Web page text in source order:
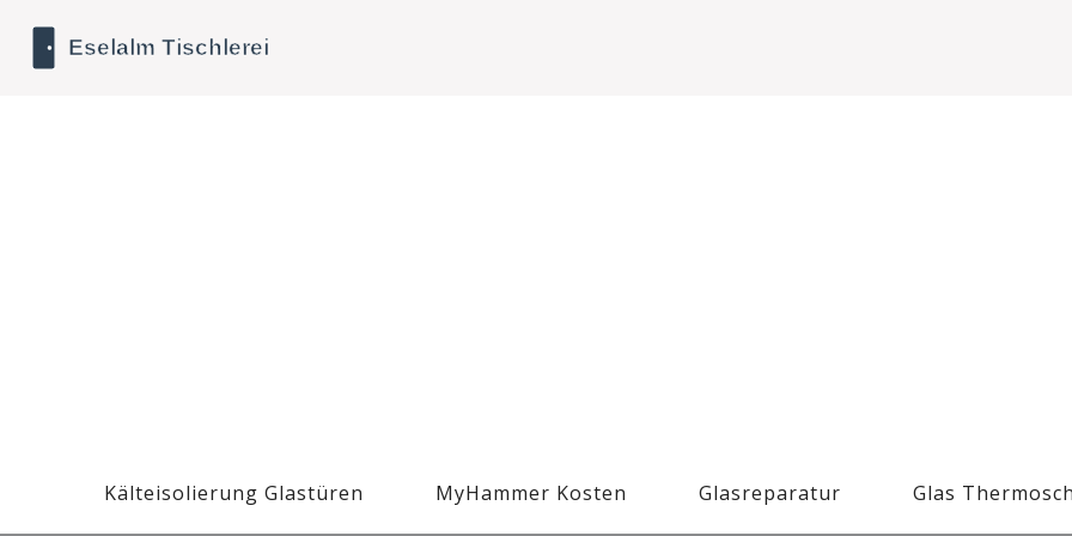
Kälteisolierung Glastüren MyHammer Kosten Glasreparatur Glas